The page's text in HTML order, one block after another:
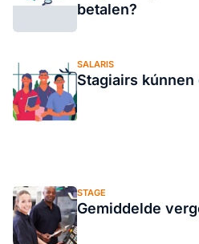
betalen?
SALARIS
Stagiairs
STAGE
Gemiddelde